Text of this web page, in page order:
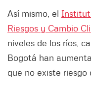
Así mismo, el
Riesgos y Cambio
niveles de los ríos,
Bogotá han
que no existe riesgo